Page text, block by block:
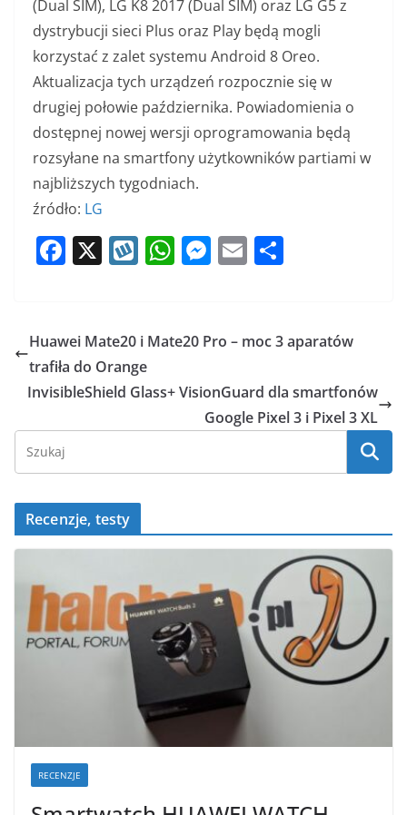
(Dual SIM), LG K8 2017 (Dual SIM) oraz LG G5 z
dystrybucji sieci Plus oraz Play będą mogli
korzystać z zalet systemu Android 8 Oreo.
Aktualizacja tych urządzeń rozpocznie się w
drugiej połowie października. Powiadomienia o
dostępnej nowej wersji oprogramowania będą
rozsyłane na smartfony użytkowników partiami w
najbliższych tygodniach.
źródło: LG
F
e
b
o
o
X W
o
p
W
s
p
p
M
e
g
er
E
l e
Huawei Mate20 i Mate20 Pro – moc 3 aparatów
trafiła do Orange
InvisibleShield Glass+ VisionGuard dla smartfonów
Google Pixel 3 i Pixel 3 XL
Recenzje, testy
RECENZJE